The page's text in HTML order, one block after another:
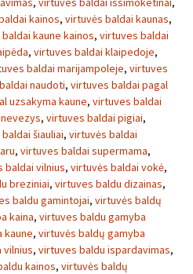
kainos, virtuvės baldai kaunas,
kaune kainos, virtuves baldai
, virtuves baldai klaipedoje,
baldai marijampoleje, virtuves
naudoti, virtuves baldai pagal
uzsakyma kaune, virtuves baldai
, virtuves baldai pigiai,
šiauliai, virtuvės baldai
, virtuves baldai supermama,
baldai vilnius, virtuvės baldai vokė,
breziniai, virtuves baldu dizainas,
baldu gamintojai, virtuvės baldų
kaina, virtuves baldu gamyba
kaune, virtuvės baldų gamyba
vilnius, virtuves baldu ispardavimas,
kainos, virtuvės baldų